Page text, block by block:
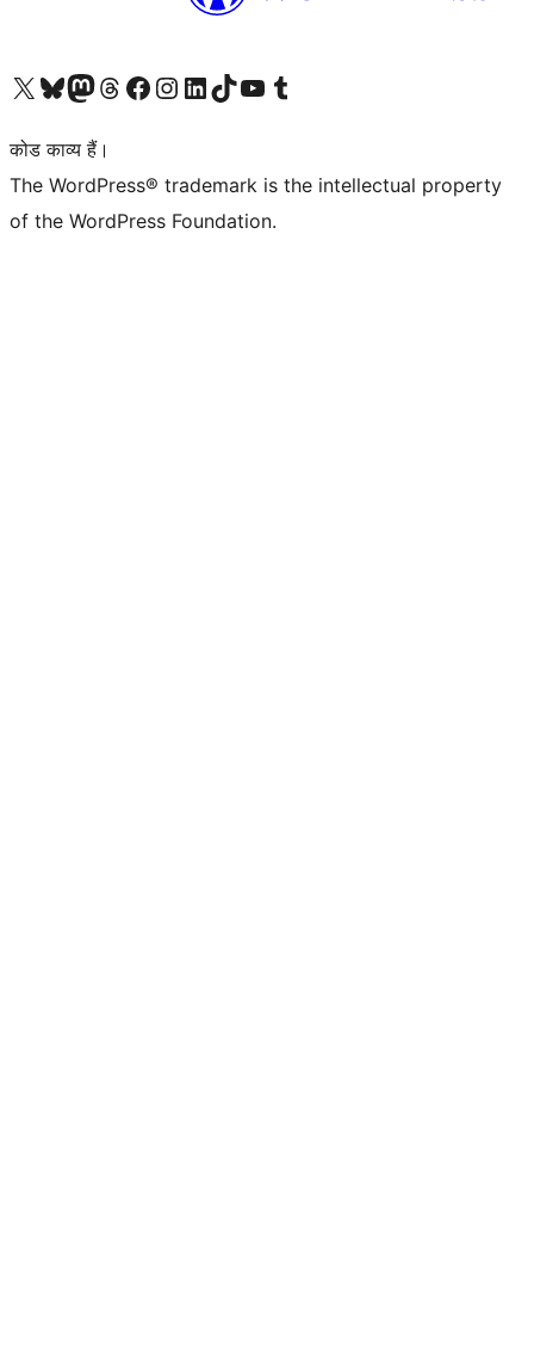
Visit our X (formerly Twitter) account
हमारे बलुस्की खाते पर जाएँVisit our Mastodon account
हमारे थ्रेड्स अकाउंट पर जाएंहमारे फेसबुक पेज पर जाएँहमारे इंस्टाग्राम अकाउंट पर जाएंहमारे लिंक्डइन खाते पर जाएँहमारे टिकटॉक खाते पर जाएँहमारे यूट्यूब चैनल पर जाएंहमारे Tumblr खाते पर जाएँ
कोड काव्य हैं।
The WordPress® trademark is the intellectual property
of the WordPress Foundation.